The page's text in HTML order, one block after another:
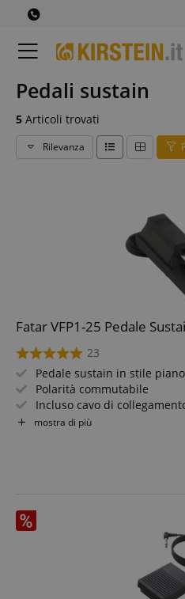
Pedali sustain
5 Articoli trovati
Rilevanza
Fatar VFP1-25 Pedale
23
Pedale sustain in stile piano
Polarità commutabile
Incluso cavo di
Utilizzabile anche come
Per tutte le tastiere, stage
mostra di più